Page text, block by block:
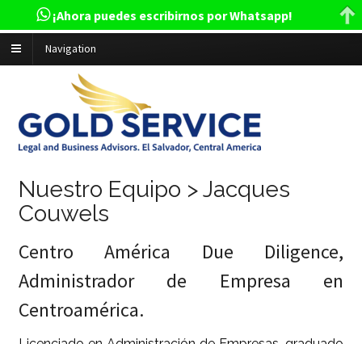
Navigation
Nuestro Equipo > Jacques
Couwels
Centro América Due Diligence,
Administrador de Empresa en
Centroamérica.
¡Ahora puedes escribirnos por Whatsapp!